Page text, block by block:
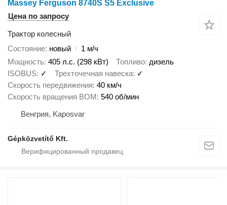
Massey Ferguson 8740S S5 Exclusive
Цена по запросу
Трактор колесный
Состояние новый
1 м/ч
Мощность 405 л.с. (298 кВт) Топливо дизель
ISOBUS ✓ Трехточечная навеска ✓
Скорость передвижения 40 км/ч
Скорость вращения ВОМ
540 об/мин
Венгрия, Kaposvar
Gépközvetítő Kft.